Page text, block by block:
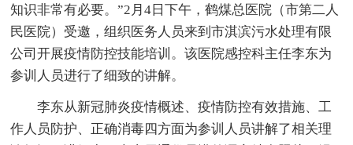
知识非常有必要。”2月4日下午，鹤煤总医院（市第二人
民医院）受邀，组织医务人员来到市淇滨污水处理有限
公司开展疫情防控技能培训。该医院感控科主任李东为
参训人员进行了细致的讲解。
李东从新冠肺炎疫情概述、疫情防控有效措施、工
作人员防护、正确消毒四方面为参训人员讲解了相关理